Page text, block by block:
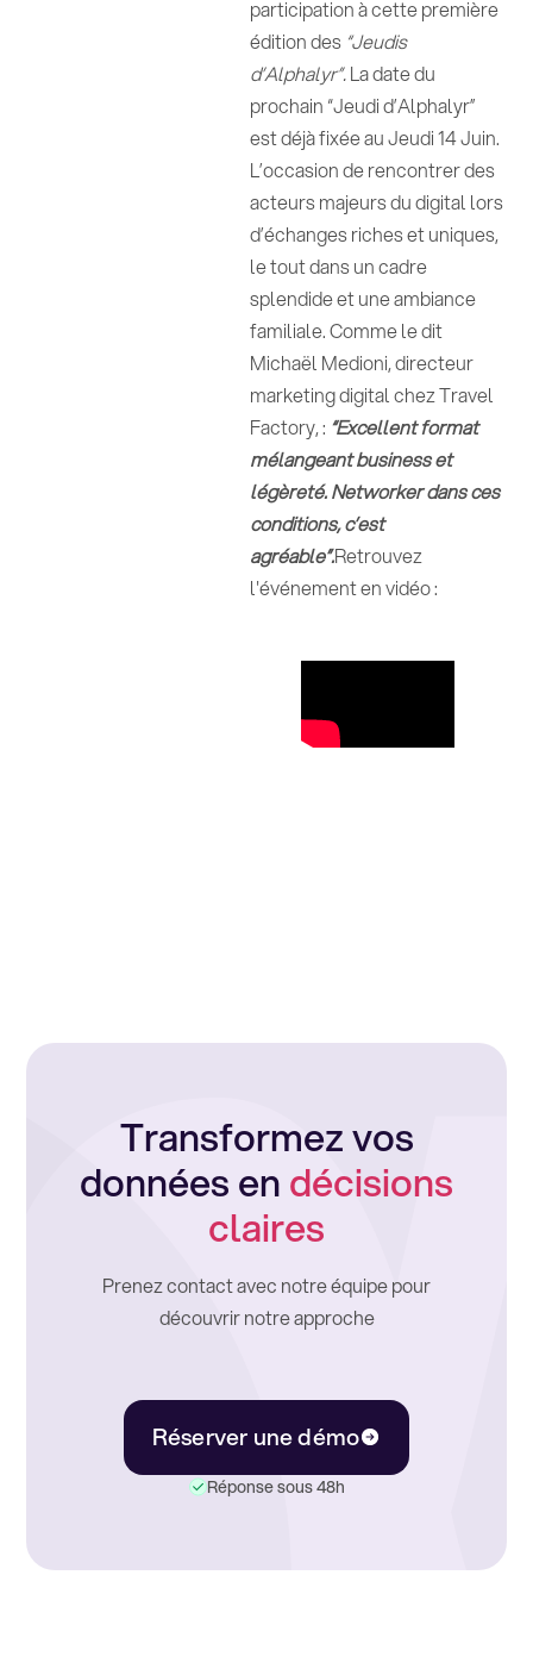
participation à cette première
édition des “Jeudis
d’Alphalyr”.La date du
prochain “Jeudi d’Alphalyr”
est déjà fixée au Jeudi 14 Juin.
L’occasion de rencontrer des
acteurs majeurs du digital lors
d’échanges riches et uniques,
le tout dans un cadre
splendide et une ambiance
familiale. Comme le dit
Michaël Medioni, directeur
marketing digital chez Travel
Factory, : “Excellent format
mélangeant business et
légèreté. Networker dans ces
conditions, c’est
agréable”.Retrouvez
l'événement en vidéo :
Transformez vos
données endécisions
claires
Prenez contact avec notre équipe pour
découvrir notre approche
Réserver une démo
Réponse sous 48h